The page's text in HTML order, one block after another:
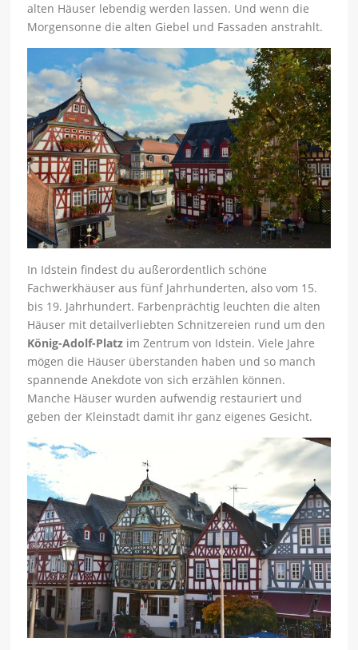
alten Häuser lebendig werden lassen. Und wenn die
Morgensonne die alten Giebel und Fassaden anstrahlt.
In Idstein findest du außerordentlich schöne
Fachwerkhäuser aus fünf Jahrhunderten, also vom 15.
bis 19. Jahrhundert. Farbenprächtig leuchten die alten
Häuser mit detailverliebten Schnitzereien rund um den
König-Adolf-Platz im Zentrum von Idstein. Viele Jahre
mögen die Häuser überstanden haben und so manch
spannende Anekdote von sich erzählen können.
Manche Häuser wurden aufwendig restauriert und
geben der Kleinstadt damit ihr ganz eigenes Gesicht.